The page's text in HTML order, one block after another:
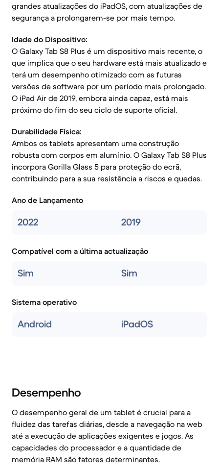
grandes atualizações do iPadOS, com atualizações de
segurança a prolongarem-se por mais tempo.
Idade do Dispositivo:
O Galaxy Tab S8 Plus é um dispositivo mais recente, o
que implica que o seu hardware está mais atualizado e
terá um desempenho otimizado com as futuras
versões de software por um período mais prolongado.
O iPad Air de 2019, embora ainda capaz, está mais
próximo do fim do seu ciclo de suporte oficial.
Durabilidade Física:
Ambos os tablets apresentam uma construção
robusta com corpos em alumínio. O Galaxy Tab S8 Plus
incorpora Gorilla Glass 5 para proteção do ecrã,
contribuindo para a sua resistência a riscos e quedas.
Ano de Lançamento
2022 2019
Compatível com a última actualização
Sim Sim
Sistema operativo
Android iPadOS
Desempenho
O desempenho geral de um tablet é crucial para a
fluidez das tarefas diárias, desde a navegação na web
até a execução de aplicações exigentes e jogos. As
capacidades do processador e a quantidade de
memória RAM são fatores determinantes.